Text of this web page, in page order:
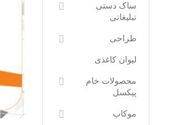
ساک دستی
تبلیغاتی
طراحی
لیوان کاغذی
محصولات خام
پیکسل
موکاپ